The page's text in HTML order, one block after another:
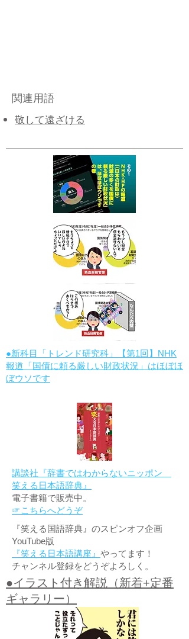
関連用語
敬して遠ざける
●新科目「トレンド研究科」【第1回】NHK
報道「国債に頼る厳しい財政状況」はほぼほ
ぼウソです
講談社『辞書ではわからないニッポン
笑える日本語辞典』
電子書籍で販売中。
☞こちらへどうぞ
『笑える国語辞典』のスピンオフ企画
YouTube版
『笑える日本語講座』 やってます！
チャンネル登録をどうぞよろしく。
●イラスト付き解説（新着+定番
ギャラリー）